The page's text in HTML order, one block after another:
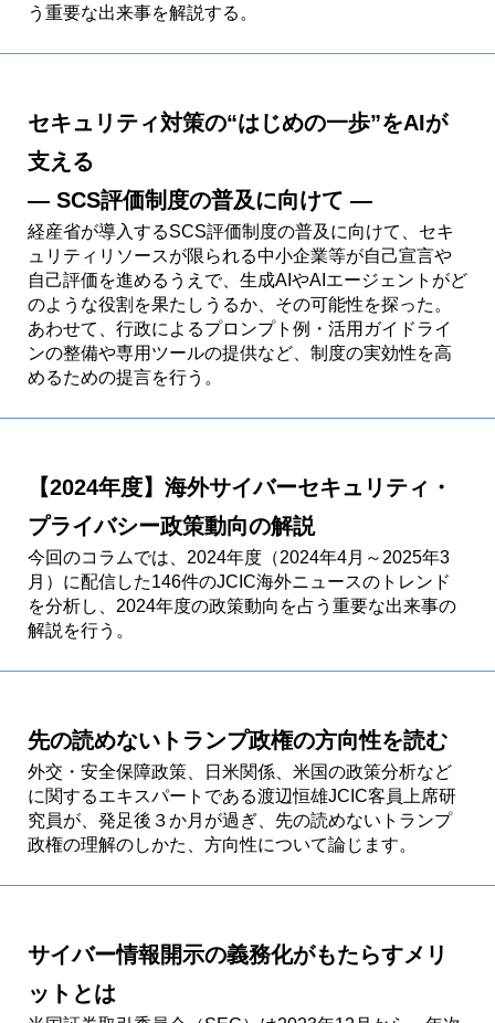
う重要な出来事を解説する。
セキュリティ対策の“はじめの一歩”をAIが
支える
― SCS評価制度の普及に向けて ―
経産省が導入するSCS評価制度の普及に向けて、セキ
ュリティリソースが限られる中小企業等が自己宣言や
自己評価を進めるうえで、生成AIやAIエージェントがど
のような役割を果たしうるか、その可能性を探った。
あわせて、行政によるプロンプト例・活用ガイドライ
ンの整備や専用ツールの提供など、制度の実効性を高
めるための提言を行う。
【2024年度】海外サイバーセキュリティ・
プライバシー政策動向の解説
今回のコラムでは、2024年度（2024年4月～2025年3
月）に配信した146件のJCIC海外ニュースのトレンド
を分析し、2024年度の政策動向を占う重要な出来事の
解説を行う。
先の読めないトランプ政権の方向性を読む
外交・安全保障政策、日米関係、米国の政策分析など
に関するエキスパートである渡辺恒雄JCIC客員上席研
究員が、発足後３か月が過ぎ、先の読めないトランプ
政権の理解のしかた、方向性について論じます。
サイバー情報開示の義務化がもたらすメリ
ットとは